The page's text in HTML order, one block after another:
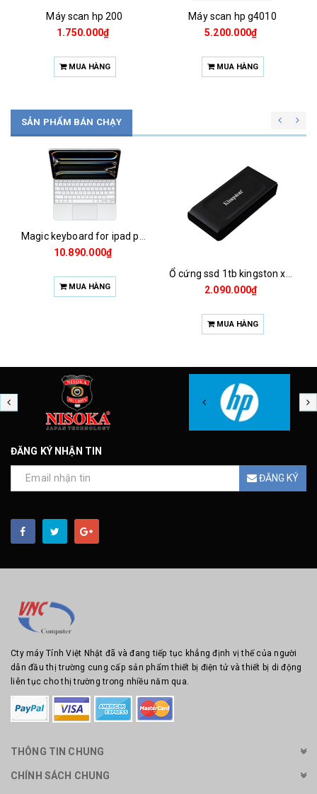
Máy scan hp 200
1.750.000₫
MUA HÀNG
Máy scan hp g4010
5.200.000₫
MUA HÀNG
SẢN PHẨM BÁN CHẠY
10.890.000₫
MUA HÀNG
2.090.000₫
MUA HÀNG
ĐĂNG KÝ NHẬN TIN
ĐĂNG KÝ
Cty máy Tính Việt Nhật đã và đang tiếp tục khẳng định vị thế của người
dẫn đầu thị trường cung cấp sản phẩm thiết bị điện tử và thiết bị di động
liên tục cho thị trường trong nhiều năm qua.
THÔNG TIN CHUNG
CHÍNH SÁCH CHUNG